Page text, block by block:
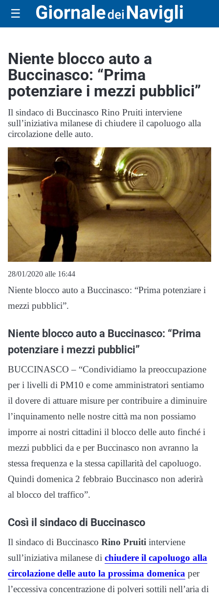
☰
Niente blocco auto a
Buccinasco: “Prima
potenziare i mezzi pubblici”
Il sindaco di Buccinasco Rino Pruiti interviene
sull’iniziativa milanese di chiudere il capoluogo alla
circolazione delle auto.
28/01/2020 alle 16:44
Niente blocco auto a Buccinasco: “Prima potenziare i
mezzi pubblici”.
Niente blocco auto a Buccinasco: “Prima
potenziare i mezzi pubblici”
BUCCINASCO – “Condividiamo la preoccupazione
per i livelli di PM10 e come amministratori sentiamo
il dovere di attuare misure per contribuire a diminuire
l’inquinamento nelle nostre città ma non possiamo
imporre ai nostri cittadini il blocco delle auto finché i
mezzi pubblici da e per Buccinasco non avranno la
stessa frequenza e la stessa capillarità del capoluogo.
Quindi domenica 2 febbraio Buccinasco non aderirà
al blocco del traffico”.
Così il sindaco di Buccinasco
Il sindaco di Buccinasco Rino Pruiti interviene
sull’iniziativa milanese di chiudere il capoluogo alla
circolazione delle auto la prossima domenica per
l’eccessiva concentrazione di polveri sottili nell’aria di